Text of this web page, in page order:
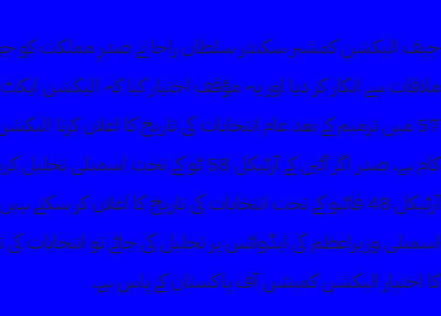
چیف الیکشن کمشنر سکندر سلطان راجا نے صدرِ مملکت کو
ملاقات سے انکار کر دیا اور یہ مؤقف اختیار کیا کہ الیکشن
57 میں ترمیم کے بعد عام انتخابات کی تاریخ کا اعلان کرنا
کام ہے، صدر اگر آئین کے آرٹیکل 58 ٹو کے تحت اسمبلی
آرٹیکل 48 فائیو کے تحت انتخابات کی تاریخ کا اعلان کر سکتے
اسمبلی وزیراعظم کی ایڈوائس پر تحلیل کی جائے تو انتخابات کی
کا اختیار الیکشن کمیشن آف پاکستان کے پاس ہے۔